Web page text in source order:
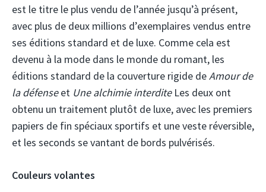
est le titre le plus vendu de l’année jusqu’à présent,
avec plus de deux millions d’exemplaires vendus entre
ses éditions standard et de luxe. Comme cela est
devenu à la mode dans le monde du romant, les
éditions standard de la couverture rigide deAmour de
la défenseet Une alchimie interdite Les deux ont
obtenu un traitement plutôt de luxe, avec les premiers
papiers de fin spéciaux sportifs et une veste réversible,
et les seconds se vantant de bords pulvérisés.
Couleurs volantes